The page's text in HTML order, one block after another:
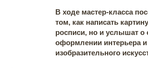
В ходе мастер-класса
том, как написать
росписи, но и услышат о
оформлении интерьера
изобразительного